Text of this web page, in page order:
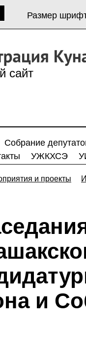
Размер
сайт
Собрание
УЖКХСЭ
и проекты
и